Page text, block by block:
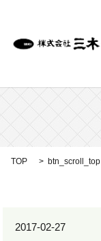
TOP btn_scroll_top
2017-02-27